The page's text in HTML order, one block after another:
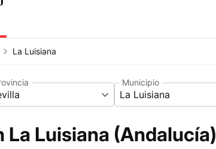
La Luisiana
La Luisiana
Municipio
La Luisiana (Andalucía)